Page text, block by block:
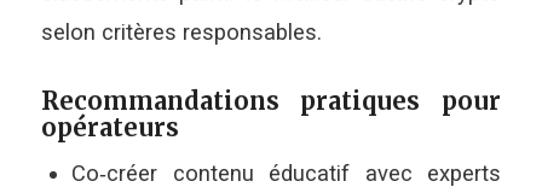
selon critères responsables.
Recommandations pratiques pour
opérateurs
Co‑créer contenu éducatif avec experts